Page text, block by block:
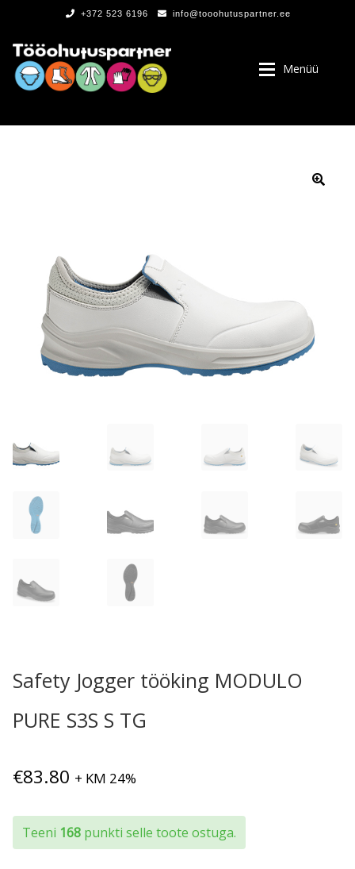
+372 523 6196 info@tooohutuspartner.ee
Menüü
Safety Jogger tööking MODULO
PURE S3S S TG
€83.80 + KM 24%
Teeni 168 punkti selle toote ostuga.